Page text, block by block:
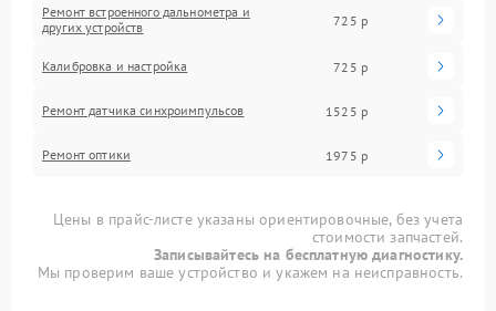
Ремонт встроенного дальнометра и
других устройств
725 р
Калибровка и настройка 725 р
Ремонт датчика синхроимпульсов 1525 р
Ремонт оптики 1975 р
Цены в прайс-листе указаны ориентировочные, без учета
стоимости запчастей.
Записывайтесь на бесплатную диагностику.
Мы проверим ваше устройство и укажем на неисправность.